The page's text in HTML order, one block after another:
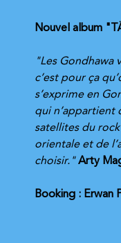
Nouvel album
"Les Gondhawa
c’est pour ça
s’exprime en
qui n’appartient
satellites du
orientale et de
choisir." Arty
Booking : Erwan